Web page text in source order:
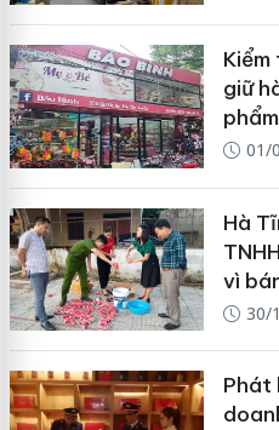
giữ
01/
Hà
vì
30/
Phát